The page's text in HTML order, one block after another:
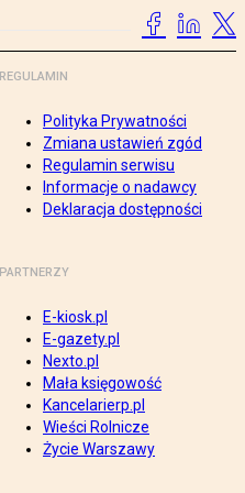
REGULAMIN
Polityka Prywatności
Zmiana ustawień zgód
Regulamin serwisu
Informacje o nadawcy
Deklaracja dostępności
PARTNERZY
E-kiosk.pl
E-gazety.pl
Nexto.pl
Mała księgowość
Kancelarierp.pl
Wieści Rolnicze
Życie Warszawy